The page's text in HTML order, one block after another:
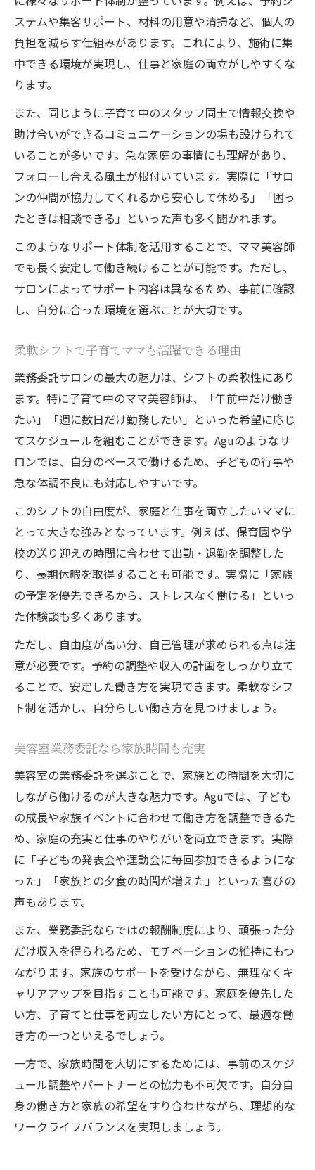
ステムや集客サポート、材料の用意や清掃など、個人の
負担を減らす仕組みがあります。これにより、施術に集
中できる環境が実現し、仕事と家庭の両立がしやすくな
ります。
また、同じように子育て中のスタッフ同士で情報交換や
助け合いができるコミュニケーションの場も設けられて
いることが多いです。急な家庭の事情にも理解があり、
フォローし合える風土が根付いています。実際に「サロ
ンの仲間が協力してくれるから安心して休める」「困っ
たときは相談できる」といった声も多く聞かれます。
このようなサポート体制を活用することで、ママ美容師
でも長く安定して働き続けることが可能です。ただし、
サロンによってサポート内容は異なるため、事前に確認
し、自分に合った環境を選ぶことが大切です。
柔軟シフトで子育てママも活躍できる理由
業務委託サロンの最大の魅力は、シフトの柔軟性にあり
ます。特に子育て中のママ美容師は、「午前中だけ働き
たい」「週に数日だけ勤務したい」といった希望に応じ
てスケジュールを組むことができます。Aguのようなサ
ロンでは、自分のペースで働けるため、子どもの行事や
急な体調不良にも対応しやすいです。
このシフトの自由度が、家庭と仕事を両立したいママに
とって大きな強みとなっています。例えば、保育園や学
校の送り迎えの時間に合わせて出勤・退勤を調整した
り、長期休暇を取得することも可能です。実際に「家族
の予定を優先できるから、ストレスなく働ける」といっ
た体験談も多くあります。
ただし、自由度が高い分、自己管理が求められる点は注
意が必要です。予約の調整や収入の計画をしっかり立て
ることで、安定した働き方を実現できます。柔軟なシフ
ト制を活かし、自分らしい働き方を見つけましょう。
美容室業務委託なら家族時間も充実
美容室の業務委託を選ぶことで、家族との時間を大切に
しながら働けるのが大きな魅力です。Aguでは、子ども
の成長や家族イベントに合わせて働き方を調整できるた
め、家庭の充実と仕事のやりがいを両立できます。実際
に「子どもの発表会や運動会に毎回参加できるようにな
った」「家族との夕食の時間が増えた」といった喜びの
声もあります。
また、業務委託ならではの報酬制度により、頑張った分
だけ収入を得られるため、モチベーションの維持にもつ
ながります。家族のサポートを受けながら、無理なくキ
ャリアアップを目指すことも可能です。家庭を優先した
い方、子育てと仕事を両立したい方にとって、最適な働
き方の一つといえるでしょう。
一方で、家族時間を大切にするためには、事前のスケジ
ュール調整やパートナーとの協力も不可欠です。自分自
身の働き方と家族の希望をすり合わせながら、理想的な
ワークライフバランスを実現しましょう。